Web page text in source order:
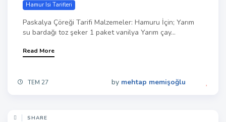
Hamur Isi Tarifleri
Paskalya Çöreği Tarifi Malzemeler: Hamuru İçin; Yarım
su bardağı toz şeker 1 paket vanilya Yarım çay...
Read More
TEM 27 by mehtap memişoğlu
SHARE